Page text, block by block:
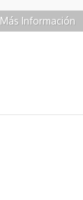
Más Información